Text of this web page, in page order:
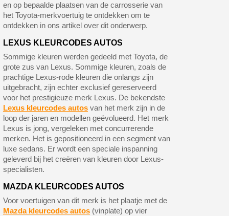
en op bepaalde plaatsen van de carrosserie van
het Toyota-merkvoertuig te ontdekken om te
ontdekken in ons artikel over dit onderwerp.
LEXUS KLEURCODES AUTOS
Sommige kleuren werden gedeeld met Toyota, de
grote zus van Lexus. Sommige kleuren, zoals de
prachtige Lexus-rode kleuren die onlangs zijn
uitgebracht, zijn echter exclusief gereserveerd
voor het prestigieuze merk Lexus. De bekendste
Lexus kleurcodes autosvan het merk zijn in de
loop der jaren en modellen geëvolueerd. Het merk
Lexus is jong, vergeleken met concurrerende
merken. Het is gepositioneerd in een segment van
luxe sedans. Er wordt een speciale inspanning
geleverd bij het creëren van kleuren door Lexus-
specialisten.
MAZDA KLEURCODES AUTOS
Voor voertuigen van dit merk is het plaatje met de
Mazda kleurcodes autos(vinplate) op vier